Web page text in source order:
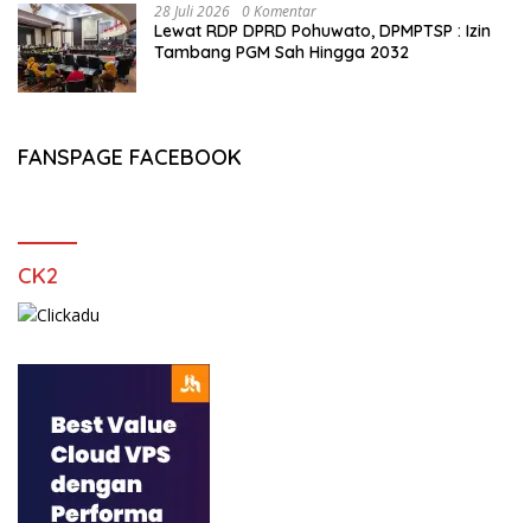
28 Juli 2026 0 Komentar
Lewat RDP DPRD Pohuwato, DPMPTSP : Izin
Tambang PGM Sah Hingga 2032
FANSPAGE FACEBOOK
CK2